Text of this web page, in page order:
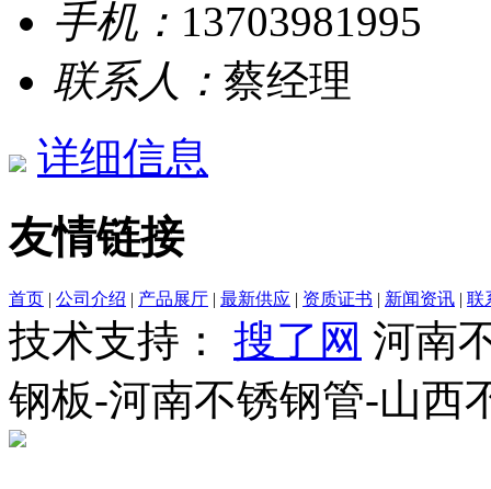
手机： 13703981995
联系人： 蔡经理
详细信息
友情链接
首页 | 公司介绍 | 产品展厅 | 最新供应 | 资质证书 | 新闻资讯 | 联
技术支持： 搜了网 河南
钢板-河南不锈钢管-山西